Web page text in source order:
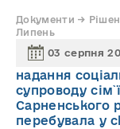
Документи →
Липень
03 серпня
надання
супроводу
Сарненського
перебувала у